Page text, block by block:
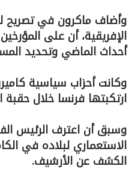
وأضاف ماكرون في تصريح
الإفريقية، أن على
أحداث الماضي وتحديد
وكانت أحزاب سياسية
ارتكبتها فرنسا خلال حقبة
الاستعماري لبلاده في
الكشف عن الأرشيف.